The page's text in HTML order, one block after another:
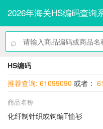
2026年海关HS编码查询
⌕
HS编码
推荐查询: 61099090 或者：
商品名称
化纤制针织或钩编T恤衫